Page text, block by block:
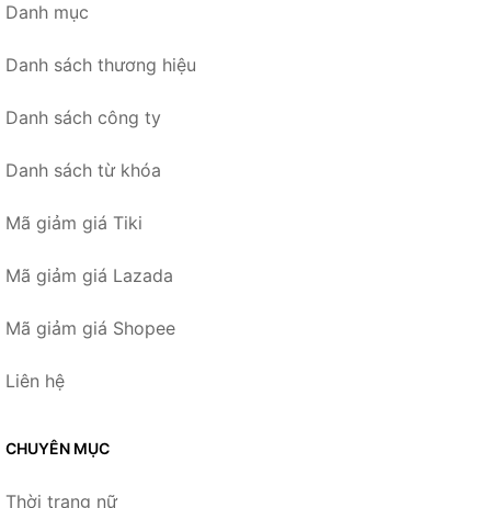
Danh mục
Danh sách thương hiệu
Danh sách công ty
Danh sách từ khóa
Mã giảm giá Tiki
Mã giảm giá Lazada
Mã giảm giá Shopee
Liên hệ
CHUYÊN MỤC
Thời trang nữ